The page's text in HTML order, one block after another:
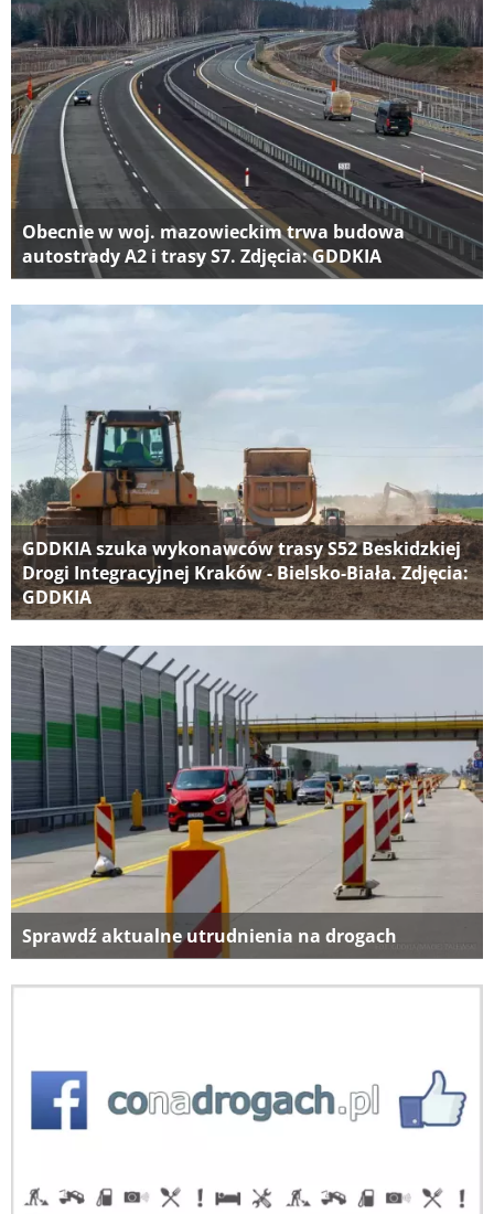
Obecnie w woj. mazowieckim trwa budowa
autostrady A2 i trasy S7. Zdjęcia: GDDKIA
GDDKIA szuka wykonawców trasy S52 Beskidzkiej
Drogi Integracyjnej Kraków - Bielsko-Biała. Zdjęcia:
GDDKIA
Sprawdź aktualne utrudnienia na drogach